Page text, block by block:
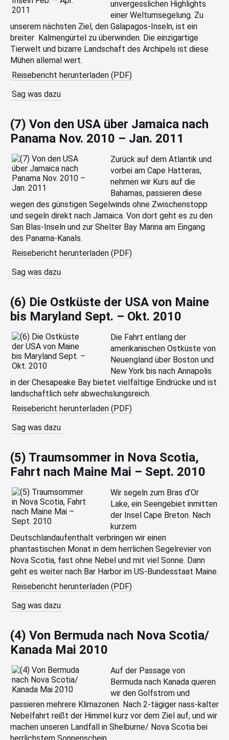
unvergesslichen Highlights
einer Weltumsegelung. Zu
unserem nächsten Ziel, den Galapagos-Inseln, ist ein
breiter Kalmengürtel zu überwinden. Die einzigartige
Tierwelt und bizarre Landschaft des Archipels ist diese
Mühen allemal wert.
Reisebericht herunterladen (PDF)
Sag was dazu
(7) Von den USA über Jamaica nach
Panama Nov. 2010 – Jan. 2011
Zurück auf dem Atlantik und
vorbei am Cape Hatteras,
nehmen wir Kurs auf die
Bahamas, passieren diese
wegen des günstigen Segelwinds ohne Zwischenstopp
und segeln direkt nach Jamaica. Von dort geht es zu den
San Blas-Inseln und zur Shelter Bay Marina am Eingang
des Panama-Kanals.
Reisebericht herunterladen (PDF)
Sag was dazu
(6) Die Ostküste der USA von Maine
bis Maryland Sept. – Okt. 2010
Die Fahrt entlang der
amerikanischen Ostküste von
Neuengland über Boston und
New York bis nach Annapolis
in der Chesapeake Bay bietet vielfältige Eindrücke und ist
landschaftlich sehr abwechslungsreich.
Reisebericht herunterladen (PDF)
Sag was dazu
(5) Traumsommer in Nova Scotia,
Fahrt nach Maine Mai – Sept. 2010
Wir segeln zum Bras d’Or
Lake, ein Seengebiet inmitten
der Insel Cape Breton. Nach
kurzem
Deutschlandaufenthalt verbringen wir einen
phantastischen Monat in dem herrlichen Segelrevier von
Nova Scotia, fast ohne Nebel und mit viel Sonne. Dann
geht es weiter nach Bar Harbor im US-Bundesstaat Maine.
Reisebericht herunterladen (PDF)
Sag was dazu
(4) Von Bermuda nach Nova Scotia/
Kanada Mai 2010
Auf der Passage von
Bermuda nach Kanada queren
wir den Golfstrom und
passieren mehrere Klimazonen. Nach 2-tägiger nass-kalter
Nebelfahrt reißt der Himmel kurz vor dem Ziel auf, und wir
machen unseren Landfall in Shelburne/ Nova Scotia bei